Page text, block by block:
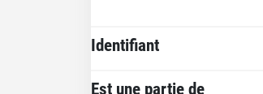
Identifiant
Est une partie de